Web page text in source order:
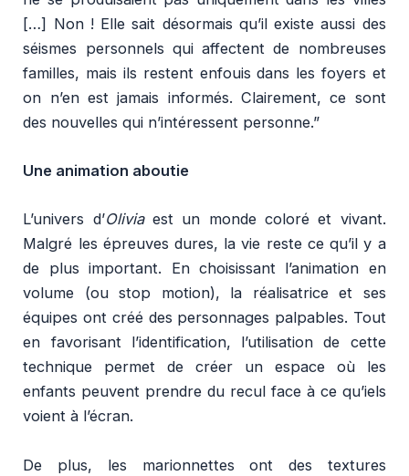
[…] Non ! Elle sait désormais qu’il existe aussi des
séismes personnels qui affectent de nombreuses
familles, mais ils restent enfouis dans les foyers et
on n’en est jamais informés. Clairement, ce sont
des nouvelles qui n’intéressent personne.”
Une animation aboutie
L’univers d’Oliviaest un monde coloré et vivant.
Malgré les épreuves dures, la vie reste ce qu’il y a
de plus important. En choisissant l’animation en
volume (ou stop motion), la réalisatrice et ses
équipes ont créé des personnages palpables. Tout
en favorisant l’identification, l’utilisation de cette
technique permet de créer un espace où les
enfants peuvent prendre du recul face à ce qu’iels
voient à l’écran.
De plus, les marionnettes ont des textures